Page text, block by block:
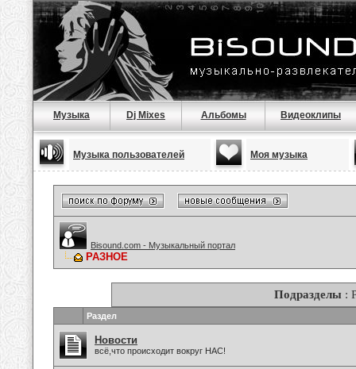
Музыка Dj Mixes Альбомы Видеоклипы
Музыка пользователей Моя музыка
Bisound.com - Музыкальный портал
РАЗНОЕ
Подразделы :
Раздел
Новости
всё,что происходит вокруг НАС!